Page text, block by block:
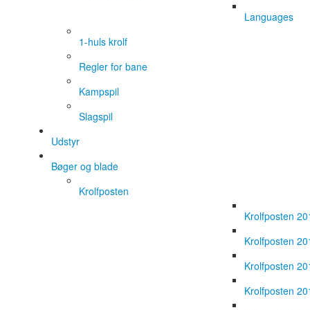
Languages
1-huls krolf
Regler for bane
Kampspil
Slagspil
Udstyr
Bøger og blade
Krolfposten
Krolfposten
Krolfposten
Krolfposten
Krolfposten